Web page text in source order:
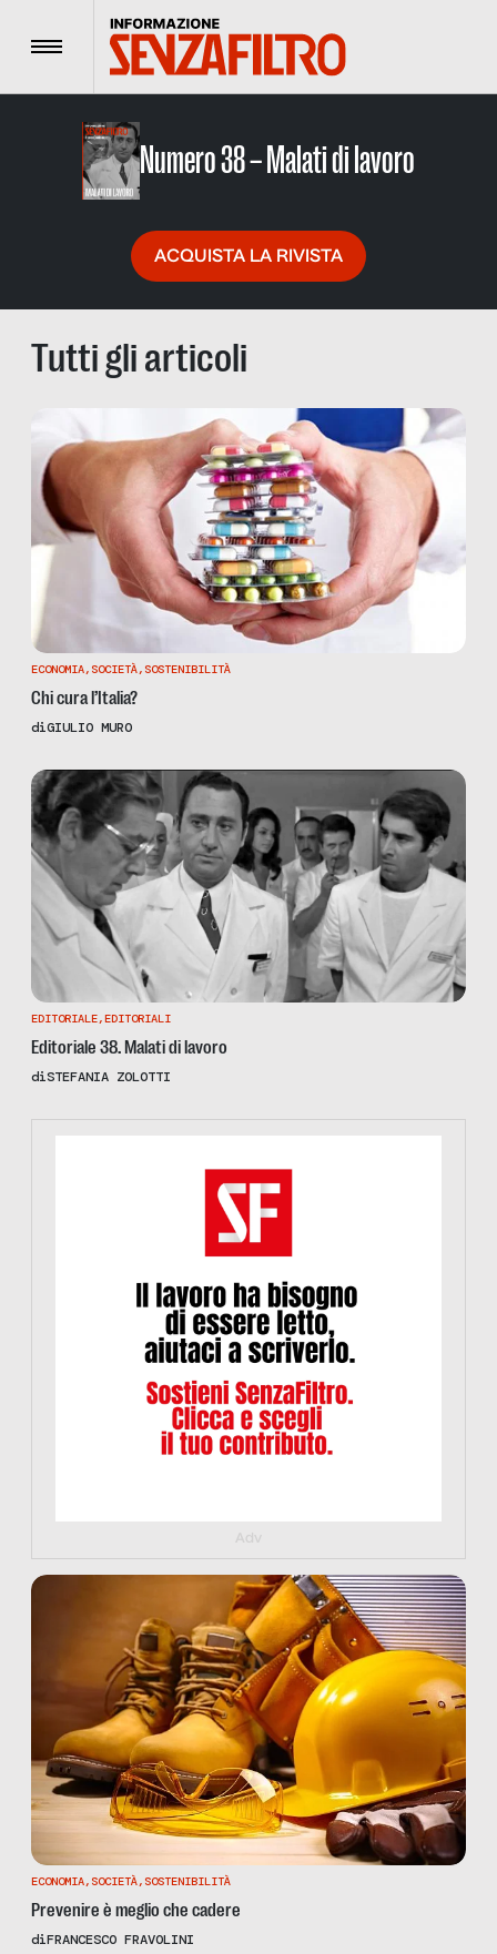
Menu
Numero 38 – Malati di lavoro
ACQUISTA LA RIVISTA
Tutti gli articoli
ECONOMIA, SOCIETÀ, SOSTENIBILITÀ
Chi cura l’Italia?
diGIULIO MURO
EDITORIALE,EDITORIALI
Editoriale 38. Malati di lavoro
diSTEFANIA ZOLOTTI
Adv
ECONOMIA, SOCIETÀ, SOSTENIBILITÀ
Prevenire è meglio che cadere
diFRANCESCO FRAVOLINI